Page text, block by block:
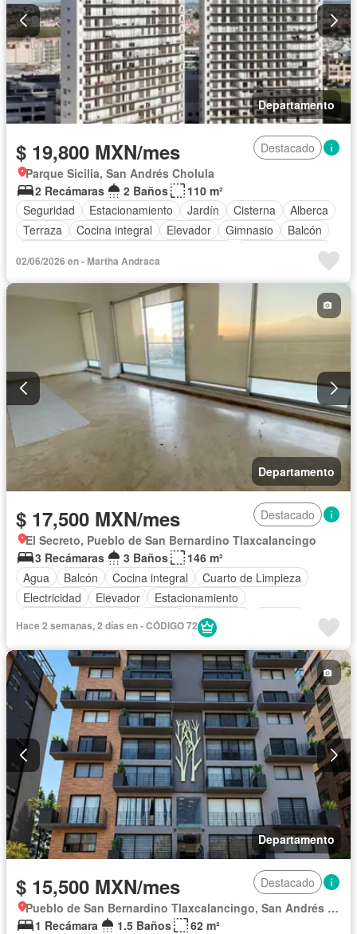
Departamento
$ 19,800 MXN/mes
Destacado
Parque Sicilia, San Andrés Cholula
2 Recámaras
2 Baños
110 m²
Seguridad
Estacionamiento Jardín Cisterna
Alberca
Terraza
Cocina integral Elevador Gimnasio
Balcón
Cocina equipada
Zona infantil
Sala polivalente
Bodega Electricidad
Cuarto de Limpieza
Zonas verdes
Vista panorámica
Recámara con closet
Caseta de vigilancia
Parcialmente amueblado
02/06/2026 en - Martha Andraca
Departamento
$ 17,500 MXN/mes
Destacado
El Secreto, Pueblo de San Bernardino Tlaxcalancingo
3 Recámaras
3 Baños
146 m²
Agua
Balcón Cocina integral
Cuarto de Limpieza
Electricidad
Elevador
Estacionamiento
Azotea Seguridad
Hace 2 semanas, 2 días en - CÓDIGO 72
Departamento
$ 15,500 MXN/mes
Destacado
Pueblo de San Bernardino Tlaxcalancingo, San Andrés Cholula
1 Recámara
1.5 Baños
62 m²